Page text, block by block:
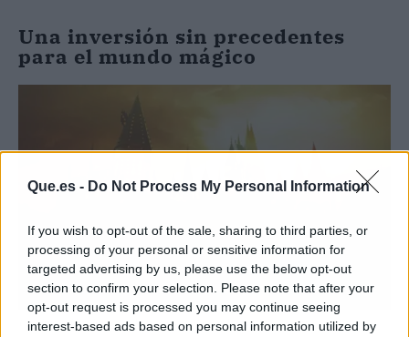
Que.es - Do Not Process My Personal Information
If you wish to opt-out of the sale, sharing to third parties, or
processing of your personal or sensitive information for
targeted advertising by us, please use the below opt-out
section to confirm your selection. Please note that after your
opt-out request is processed you may continue seeing
interest-based ads based on personal information utilized by
Una inversión sin precedentes
para el mundo mágico
Unainversiónsin precedentes para el mundo mágico | Fuente: HBO